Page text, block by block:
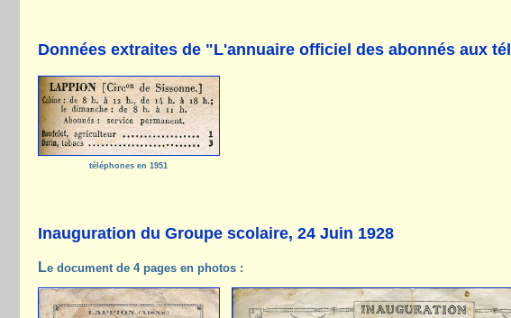
Données extraites de "L'annuaire officiel des abonnés aux
téléphones en 1951
Inauguration du Groupe scolaire, 24 Juin 1928
Le document de 4 pages en photos :